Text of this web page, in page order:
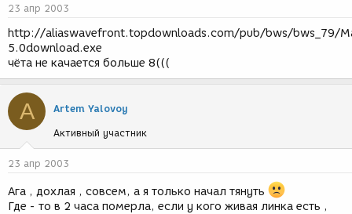
ы
и
я
23 апр 2003
http://aliaswavefront.topdownloads.com/pub/bws/bws_79/
5.0download.exe
чёта не качается больше 8(((
A Artem Yalovoy
Активный участник
23 апр 2003
Ага , дохлая , совсем, а я только начал тянуть
Где - то в 2 часа померла, если у кого живая линка есть ,